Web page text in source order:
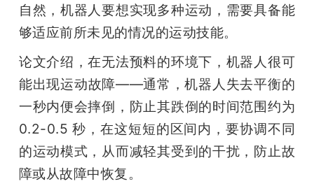
自然，机器人要想实现多种运动，需要具备能
够适应前所未见的情况的运动技能。
论文介绍，在无法预料的环境下，机器人很可
能出现运动故障——通常，机器人失去平衡的
一秒内便会摔倒，防止其跌倒的时间范围约为
0.2-0.5 秒，在这短短的区间内，要协调不同
的运动模式，从而减轻其受到的干扰，防止故
障或从故障中恢复。